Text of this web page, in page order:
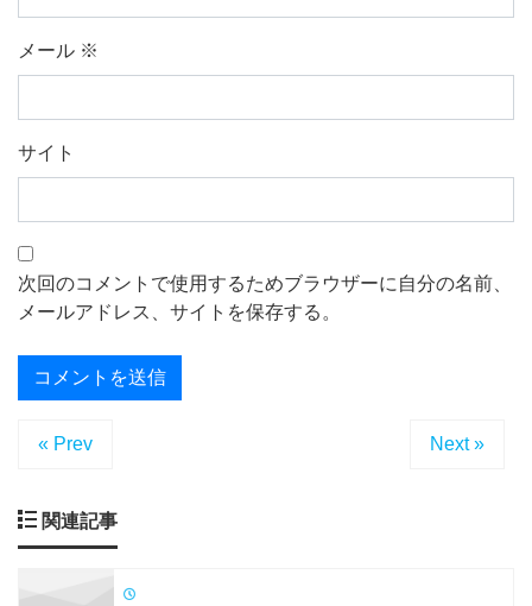
メール ※
サイト
次回のコメントで使用するためブラウザーに自分の名前、
メールアドレス、サイトを保存する。
« Prev Next »
関連記事